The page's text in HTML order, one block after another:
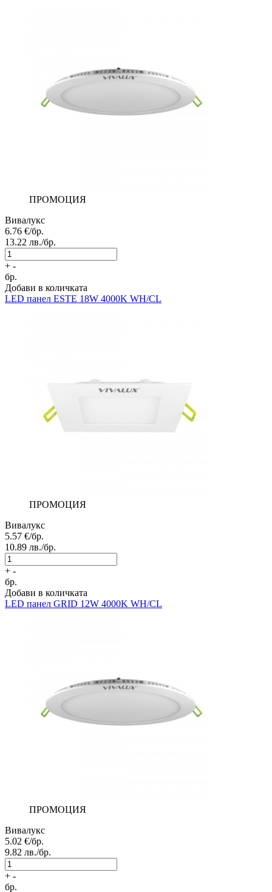
ПРОМОЦИЯ
Вивалукс
6.76 €/бр.
13.22 лв./бр.
+ -
бр.
Добави в количката
LED панел ESTE 18W 4000K WH/CL
ПРОМОЦИЯ
Вивалукс
5.57 €/бр.
10.89 лв./бр.
+ -
бр.
Добави в количката
LED панел GRID 12W 4000K WH/CL
ПРОМОЦИЯ
Вивалукс
5.02 €/бр.
9.82 лв./бр.
+ -
бр.